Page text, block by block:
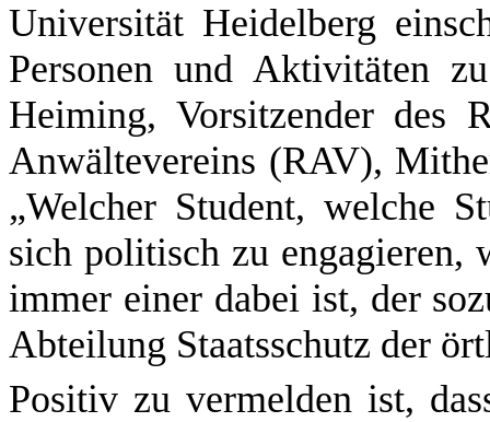
Universität Heidelberg
Personen und Aktivitäten
Heiming, Vorsitzender des
Anwältevereins (RAV),
„Welcher Student, welche
sich politisch zu engagieren,
immer einer dabei ist, der
Abteilung Staatsschutz der
Positiv zu vermelden ist,